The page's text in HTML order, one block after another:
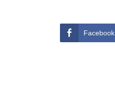
Facebook